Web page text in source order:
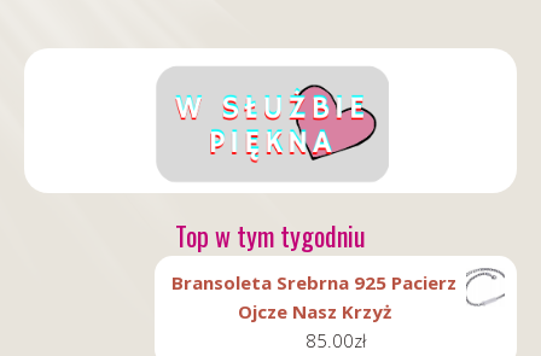
Top w tym tygodniu
Bransoleta Srebrna 925 Pacierz
Ojcze Nasz Krzyż
85.00zł